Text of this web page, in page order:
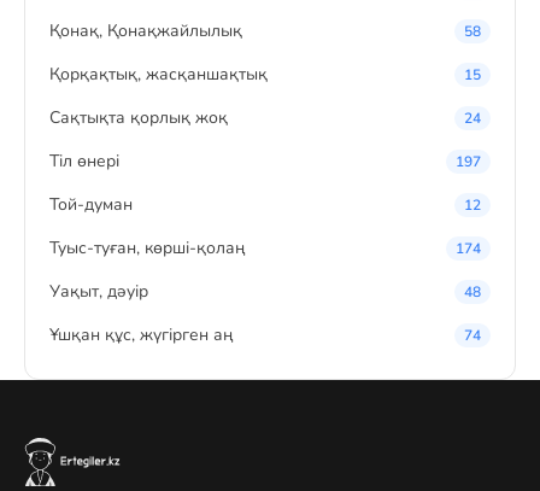
Қонақ, Қонақжайлылық 58
Қорқақтық, жасқаншақтық 15
Сақтықта қорлық жоқ 24
Тіл өнері 197
Той-думан 12
Туыс-туған, көрші-қолаң 174
Уақыт, дәуір 48
Ұшқан құс, жүгірген аң 74